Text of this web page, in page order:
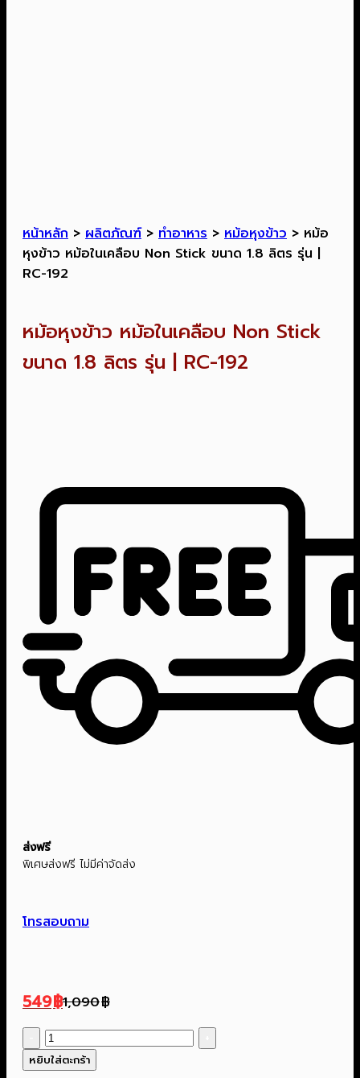
หน้าหลัก > ผลิตภัณฑ์ > ทำอาหาร > หม้อหุงข้าว > หม้อ
หุงข้าว หม้อในเคลือบ Non Stick ขนาด 1.8 ลิตร รุ่น |
RC-192
หม้อหุงข้าว หม้อในเคลือบ Non Stick
ขนาด 1.8 ลิตร รุ่น | RC-192
ส่งฟรี
พิเศษส่งฟรี ไม่มีค่าจัดส่ง
โทรสอบถาม
1,090฿
Original
price
was:
1,090฿.
549฿
Current
price
is:
549฿.
จำนวน
หม้อ
หยิบใส่ตะกร้า